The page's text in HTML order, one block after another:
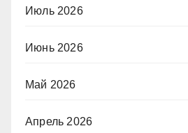
Июль 2026
Июнь 2026
Май 2026
Апрель 2026